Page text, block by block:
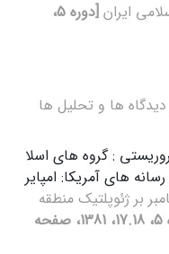
ایران‌
[دوره 5،
: گروه های اسلا
های آمریکا: امپایر
11 سپتامبر بر ژئوپلتیک‌ منطقه‌
[دوره 5، 17.18، 1381، صفحه